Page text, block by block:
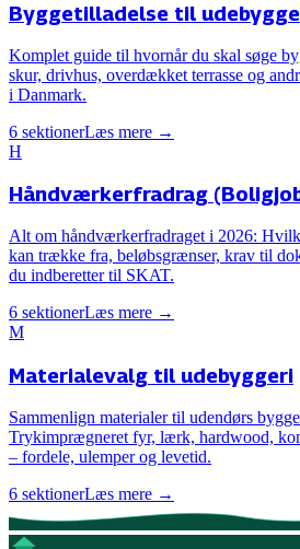
Byggetilladelse til
Komplet guide til hvornår du skal søge
skur, drivhus, overdækket terrasse og
i Danmark.
6 sektionerLæs mere →
H
Håndværkerfradrag
Alt om håndværkerfradraget i 2026:
kan trække fra, beløbsgrænser, krav til
du indberetter til SKAT.
6 sektionerLæs mere →
M
Materialevalg til udebyggeri
Sammenlign materialer til udendørs
Trykimprægneret fyr, lærk, hardwood,
– fordele, ulemper og levetid.
6 sektionerLæs mere →